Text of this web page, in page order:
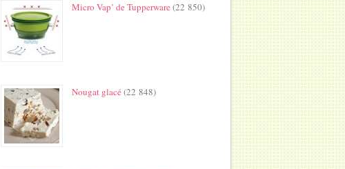
Micro Vap’ de Tupperware(22 850)
Nougat glacé(22 848)